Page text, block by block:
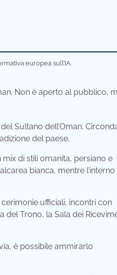
europea sull’IA.
Non è aperto al pubblico,
Sultano dell’Oman.
del paese.
di stili omanita, persiano e
bianca, mentre l’interno
ufficiali, incontri con
del Trono, la Sala dei
è possibile ammirarlo